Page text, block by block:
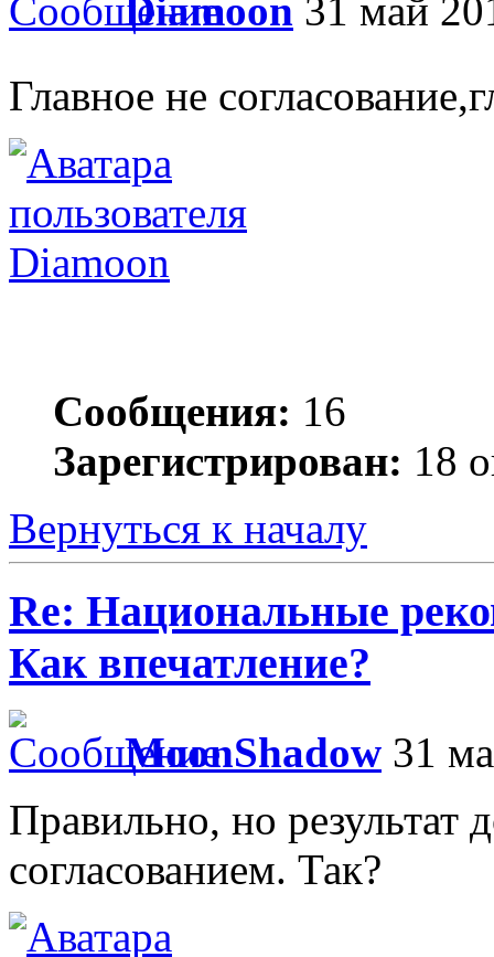
Diamoon 31 май
Главное не
Diamoon
Сообщения: 16
Зарегистрирован: 18
Вернуться к началу
Re: Национальные
Как впечатление?
MoonShadow 31
Правильно, но результат
согласованием. Так?